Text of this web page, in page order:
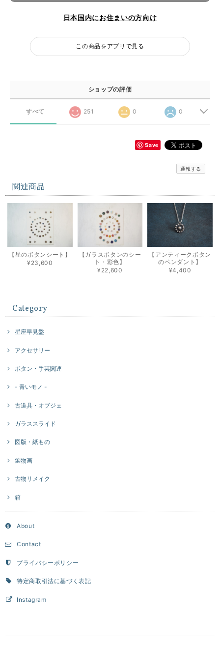
日本国内にお住まいの方向け
この商品をアプリで見る
ショップの評価
すべて 251 0 0
Save
通報する
関連商品
【星のボタンシート】
¥23,600
【ガラスボタンのシー
ト・彩色】
¥22,600
【アンティークボタン
のペンダント】
¥4,400
Category
星座早見盤
アクセサリー
ボタン・手芸関連
- 青いモノ -
古道具・オブジェ
ガラススライド
図版・紙もの
鉱物画
古物リメイク
箱
About
Contact
プライバシーポリシー
特定商取引法に基づく表記
Instagram